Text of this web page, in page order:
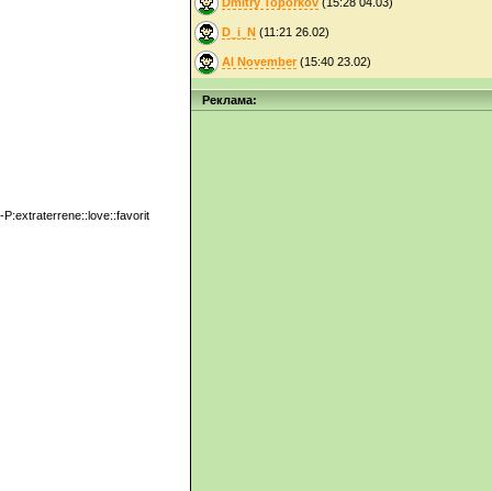
D_i_N (11:21 26.02)
Al November (15:40 23.02)
Реклама: